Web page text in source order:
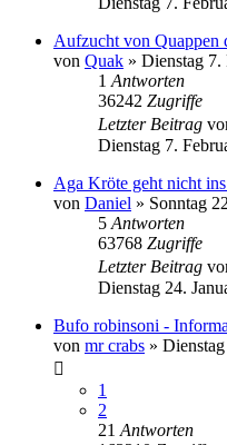
Aufzucht von Quappen
von Quak » Dienstag
1 Antworten
36242 Zugriffe
Letzter Beitrag
Dienstag 7.
Aga Kröte geht nicht
von Daniel » Sonntag
5 Antworten
63768 Zugriffe
Letzter Beitrag
Dienstag 24.
Bufo robinsoni -
von mr crabs »
1
2
21 Antworten